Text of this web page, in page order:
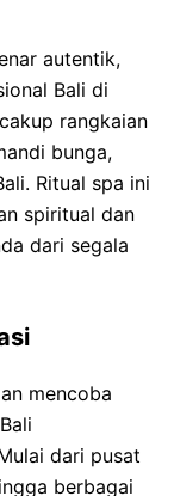
autentik,
Bali di
rangkaian
bunga,
Ritual spa ini
spiritual dan
dari segala
mencoba
dari pusat
berbagai